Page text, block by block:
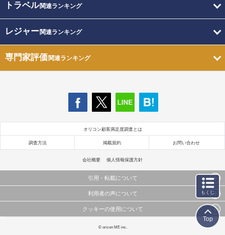
トラベル関連ランキング
レジャー関連ランキング
専門家評価関連ランキング
オリコン顧客満足度調査とは
調査方法 掲載規約 お問い合わせ
会社概要 個人情報保護方針
引用・転載について
当サイトで公開されている情報（文字、写真、イラスト、画像データ等）及びこれらの配置・
これらの情報を権利者の許可なく無断転載・複製などの二次利用を行うことは固く禁じており
利用者の声について
当サイトに掲載している内容はすべてサービスの利用者が提出された見解・感想です。
弊社の見解・ 意見ではないことをご理解いただいた上でご覧ください。
クッキーの使用について
このサイトでは Cookie を使用して、ユーザーに合わせたコンテンツや広告の表示、ソーシャル
© oricon ME inc.
もくじ
Top